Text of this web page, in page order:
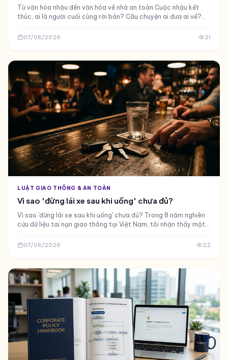
Từ văn hóa nhậu đến văn hóa về nhà an toàn Cuộc nhậu kết
thúc, ai là người cuối cùng rời bàn? Câu chuyện ai đưa ai về?
07/08/2026 21
LUẬT GIAO THÔNG & AN TOÀN
Vì sao 'đừng lái xe sau khi uống' chưa đủ?
Vì sao 'đừng lái xe sau khi uống' chưa đủ? Trong 8 năm nghiên
cứu dữ liệu tai nạn giao thông tại Việt Nam, tôi nhận thấy một
07/08/2026 22